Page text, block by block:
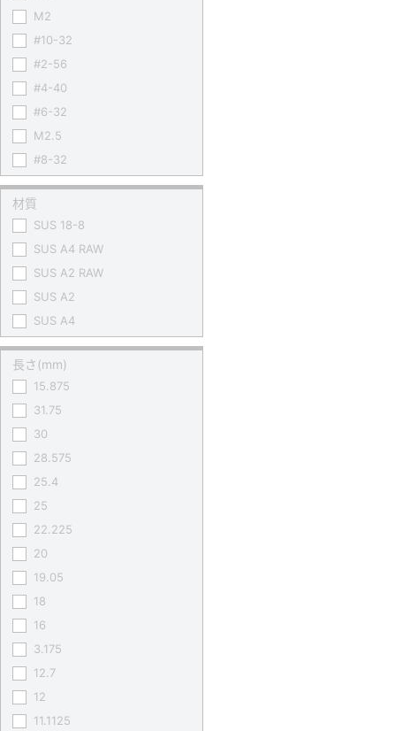
M2
#10-32
#2-56
#4-40
#6-32
M2.5
#8-32
材質
SUS 18-8
SUS A4 RAW
SUS A2 RAW
SUS A2
SUS A4
長さ(mm)
15.875
31.75
30
28.575
25.4
25
22.225
20
19.05
18
16
3.175
12.7
12
11.1125